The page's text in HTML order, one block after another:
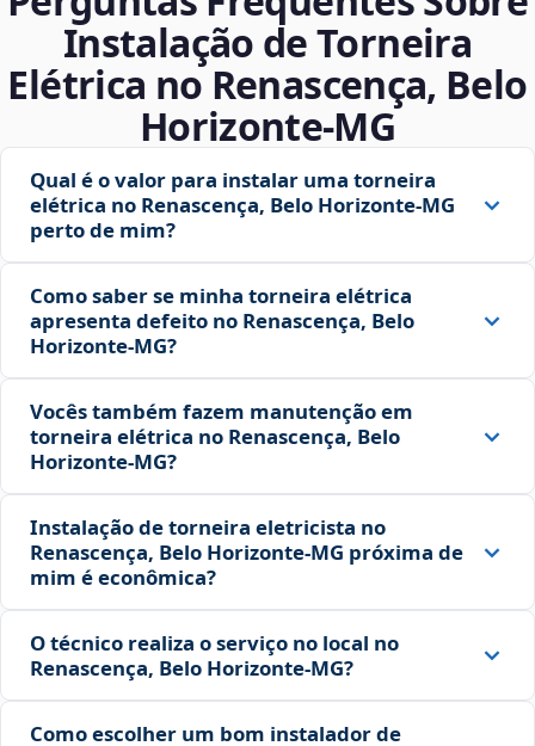
Instalação de Torneira
Elétrica no Renascença, Belo
Horizonte‑MG
Qual é o valor para instalar uma torneira
elétrica no Renascença, Belo Horizonte‑MG
perto de mim?
Como saber se minha torneira elétrica
apresenta defeito no Renascença, Belo
Horizonte‑MG?
Vocês também fazem manutenção em
torneira elétrica no Renascença, Belo
Horizonte‑MG?
Instalação de torneira eletricista no
Renascença, Belo Horizonte‑MG próxima de
mim é econômica?
O técnico realiza o serviço no local no
Renascença, Belo Horizonte‑MG?
Como escolher um bom instalador de